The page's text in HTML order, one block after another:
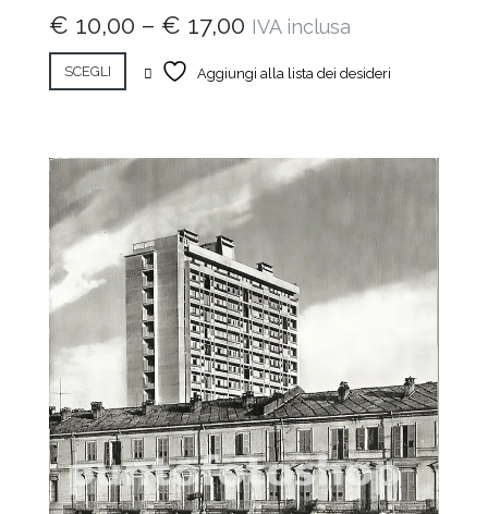
€ 10,00 – € 17,00 IVA inclusa
SCEGLI Aggiungi alla lista dei desideri